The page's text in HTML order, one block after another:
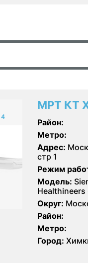
4
МРТ КТ
Район:
Метро:
Адрес:
стр 1
Режим
Модель:
Healthineers
Округ:
Район:
Метро:
Город: